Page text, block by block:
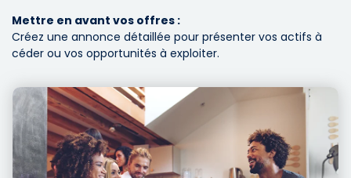
Mettre en avant vos offres :
Créez une annonce détaillée pour présenter vos actifs à
céder ou vos opportunités à exploiter.